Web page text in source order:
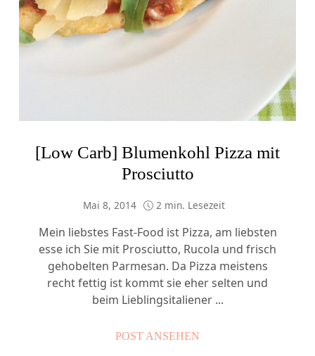
[Low Carb] Blumenkohl Pizza mit
Prosciutto
Mai 8, 2014 2 min. Lesezeit
Mein liebstes Fast-Food ist Pizza, am liebsten
esse ich Sie mit Prosciutto, Rucola und frisch
gehobelten Parmesan. Da Pizza meistens
recht fettig ist kommt sie eher selten und
beim Lieblingsitaliener ...
POST ANSEHEN